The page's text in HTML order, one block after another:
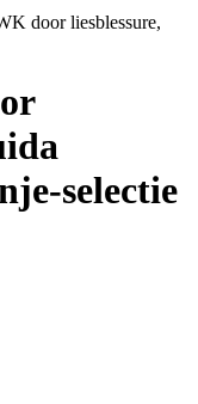
door liesblessure,
selectie